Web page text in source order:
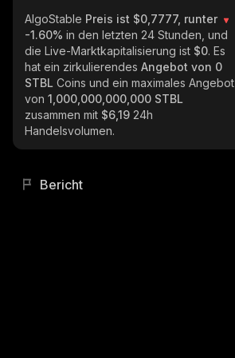
AlgoStable Preis ist $0,7777, runter
-1.60% in den letzten 24 Stunden, und
die Live-Marktkapitalisierung ist $0. Es
hat ein zirkulierendes Angebot von 0
STBL Coins und ein maximales Angebot
von 1,000,000,000,000 STBL
zusammen mit $6,19 24h
Handelsvolumen.
Bericht